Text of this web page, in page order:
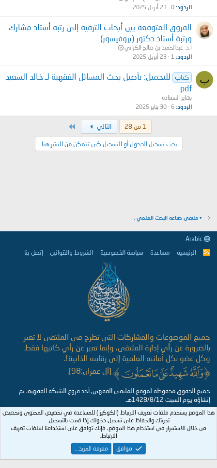
الردود 0 23 أبريل 2025
الفروق المتوقعة بين أبحاث الترقية إلى رتبة أستاذ مشارك
ورتبة أستاذ دكتور (بروفيسور)
أ.د. عبدالحميد بن صالح الكراني
الردود 1 23 أبريل 2025
ب كتاب
للتحميل: تأصيل بحث المسائل الفقهية لـ خالد السعيد
pdf
بشاير السعادة
الردود 6 30 يناير 2025
1 من 28 التالي
يجب تسجيل الدخول أو التسجيل كي تتمكن من النشر هنا.
• ملتقى صناعة البحث العلمي :
R
الرئيسية مساعدة سياسة الخصوصية الشروط والقوانين إتصل بنا
جميع الموضوعات والمشاركات التي تطرح في الملتقى لا تعبر
بالضرورة عن رأي إدارة الملتقى، وإنما تعبر عن رأي كاتبها فقط.
وكل عضو نكل أمانته العلمية إلى رقابته الذاتية!.
[آل عمران:98].
جميع الحقوق محفوظة لموقع الملتقى الفقهي, أحد فروع الشبكة الفقهية، تم
إنشاؤه يوم السبت 1428/8/12هـ
هذا الموقع يستخدم ملفات تعريف الارتباط (الكوكيز ) للمساعدة في تخصيص المحتوى وتخصيص
تجربتك والحفاظ على تسجيل دخولك إذا قمت بالتسجيل.
من خلال الاستمرار في استخدام هذا الموقع، فإنك توافق على استخدامنا لملفات تعريف
الارتباط.
موافق
معرفة المزيد...